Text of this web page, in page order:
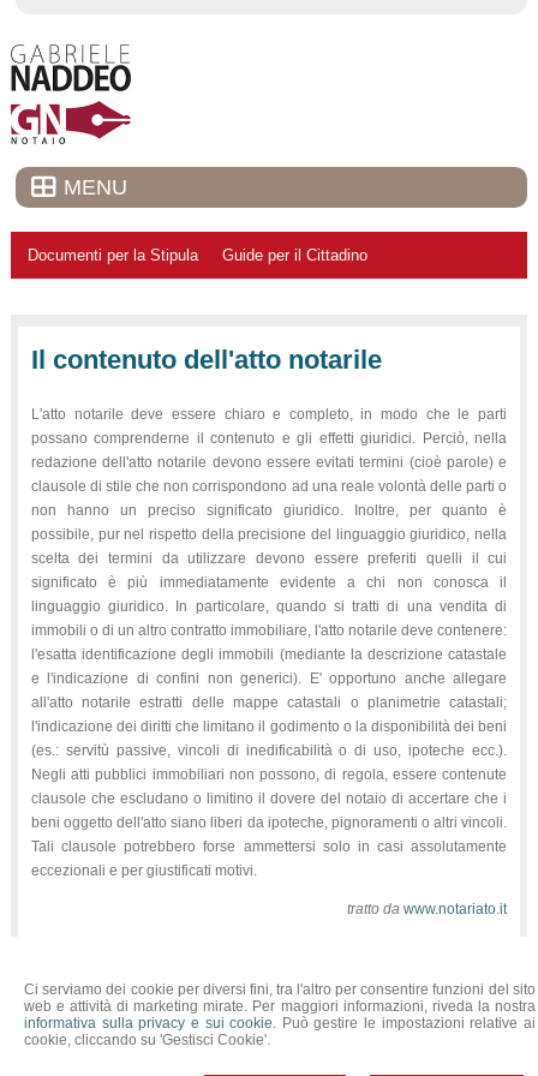
Ci serviamo dei cookie per diversi fini, tra l'altro per consentire funzioni del sito
web e attività di marketing mirate. Per maggiori informazioni, riveda la nostra
informativa sulla privacy e sui cookie. Può gestire le impostazioni relative ai
cookie, cliccando su 'Gestisci Cookie'.
MENU
Documenti per la Stipula Guide per il Cittadino
Il contenuto dell'atto notarile
L'atto notarile deve essere chiaro e completo, in modo che le parti
possano comprenderne il contenuto e gli effetti giuridici. Perciò, nella
redazione dell'atto notarile devono essere evitati termini (cioè parole) e
clausole di stile che non corrispondono ad una reale volontà delle parti o
non hanno un preciso significato giuridico. Inoltre, per quanto è
possibile, pur nel rispetto della precisione del linguaggio giuridico, nella
scelta dei termini da utilizzare devono essere preferiti quelli il cui
significato è più immediatamente evidente a chi non conosca il
linguaggio giuridico. In particolare, quando si tratti di una vendita di
immobili o di un altro contratto immobiliare, l'atto notarile deve contenere:
l'esatta identificazione degli immobili (mediante la descrizione catastale
e l'indicazione di confini non generici). E' opportuno anche allegare
all'atto notarile estratti delle mappe catastali o planimetrie catastali;
l'indicazione dei diritti che limitano il godimento o la disponibilità dei beni
(es.: servitù passive, vincoli di inedificabilità o di uso, ipoteche ecc.).
Negli atti pubblici immobiliari non possono, di regola, essere contenute
clausole che escludano o limitino il dovere del notaio di accertare che i
beni oggetto dell'atto siano liberi da ipoteche, pignoramenti o altri vincoli.
Tali clausole potrebbero forse ammettersi solo in casi assolutamente
eccezionali e per giustificati motivi.
tratto dawww.notariato.it
NADDEO Dott. Gabriele NOTAIO
SEDE: Via Roma, 2 - 10072 Caselle Torinese (TO) - Tel. 011.9975970 - Fax
011.9975105
SEDE AGGREGATA: Via Matteotti 4B - 10077 San Maurizio Canavese (TO) -